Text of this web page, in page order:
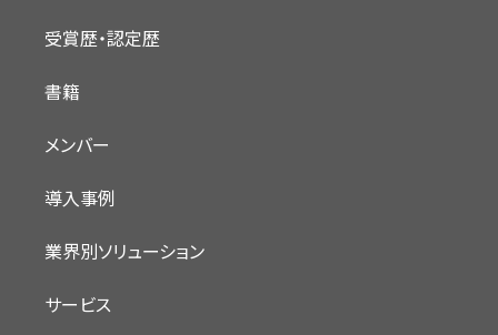
受賞歴・認定歴
書籍
メンバー
導入事例
業界別ソリューション
サービス